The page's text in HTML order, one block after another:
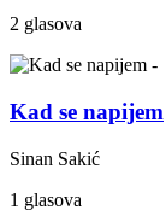
2 glasova
Kad se napijem
Sinan Sakić
1 glasova